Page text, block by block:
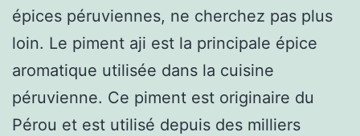
épices péruviennes, ne cherchez pas plus
loin. Le piment aji est la principale épice
aromatique utilisée dans la cuisine
péruvienne. Ce piment est originaire du
Pérou et est utilisé depuis des milliers